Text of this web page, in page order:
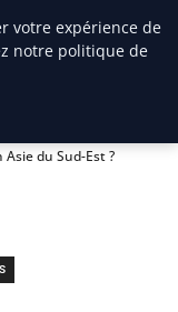
du Sud-Est ?
votre expérience de
notre politique de